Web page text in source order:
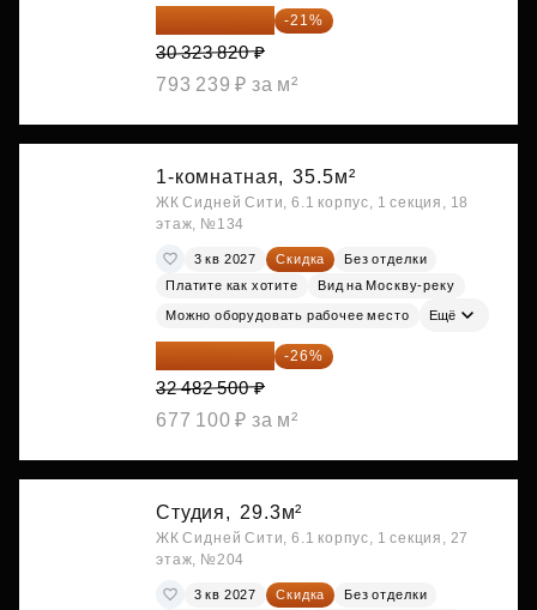
23 955 818 ₽ -21%
30 323 820 ₽
793 239 ₽ за м²
1-комнатная, 35.5м²
ЖК Сидней Сити, 6.1 корпус, 1 секция, 18
этаж, №134
3 кв 2027 Скидка
Без отделки
Платите как хотите
Вид на Москву-реку
Можно оборудовать рабочее место Ещё
24 037 050 ₽ -26%
32 482 500 ₽
677 100 ₽ за м²
Студия, 29.3м²
ЖК Сидней Сити, 6.1 корпус, 1 секция, 27
этаж, №204
3 кв 2027 Скидка
Без отделки